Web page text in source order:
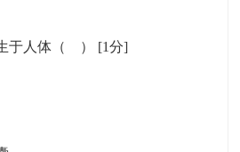
于人体（ ） [1分]